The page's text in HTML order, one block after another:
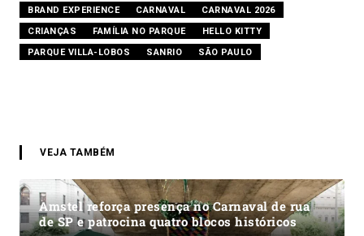
BRAND EXPERIENCE CARNAVAL
CARNAVAL 2026
CRIANÇAS
FAMÍLIA NO PARQUE
HELLO KITTY
PARQUE VILLA-LOBOS
SANRIO SÃO PAULO
VEJA TAMBÉM
Amstel reforça presença no Carnaval de rua
de SP e patrocina quatro blocos históricos